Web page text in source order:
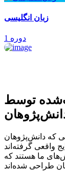
زبان انگلیسی
1 دوره
توسط
که دانش‌پژوهان
ما هستند که
طراحی شده‌اند